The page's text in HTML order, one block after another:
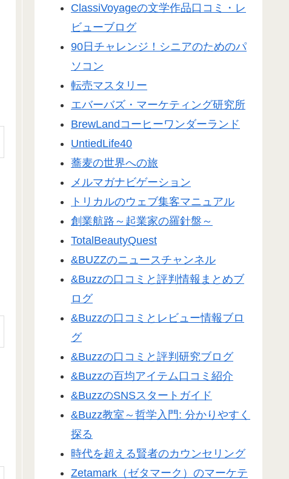
ClassiVoyageの文学作品口コミ・レ
ビューブログ
90日チャレンジ！シニアのためのパ
ソコン
転売マスタリー
エバーバズ・マーケティング研究所
BrewLandコーヒーワンダーランド
UntiedLife40
蕎麦の世界への旅
メルマガナビゲーション
トリカルのウェブ集客マニュアル
創業航路～起業家の羅針盤～
TotalBeautyQuest
&BUZZのニュースチャンネル
&Buzzの口コミと評判情報まとめブ
ログ
&Buzzの口コミとレビュー情報ブロ
グ
&Buzzの口コミと評判研究ブログ
&Buzzの百均アイテム口コミ紹介
&BuzzのSNSスタートガイド
&Buzz教室～哲学入門: 分かりやすく
探る
時代を超える賢者のカウンセリング
Zetamark（ゼタマーク）のマーケテ